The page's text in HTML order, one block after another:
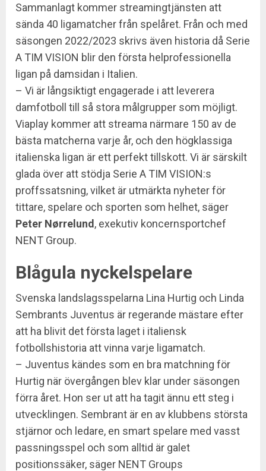
Sammanlagt kommer streamingtjänsten att
sända 40 ligamatcher från spelåret. Från och med
säsongen 2022/2023 skrivs även historia då Serie
A TIM VISION blir den första helprofessionella
ligan på damsidan i Italien.
– Vi är långsiktigt engagerade i att leverera
damfotboll till så stora målgrupper som möjligt.
Viaplay kommer att streama närmare 150 av de
bästa matcherna varje år, och den högklassiga
italienska ligan är ett perfekt tillskott. Vi är särskilt
glada över att stödja Serie A TIM VISION:s
proffssatsning, vilket är utmärkta nyheter för
tittare, spelare och sporten som helhet, säger
Peter Nørrelund, exekutiv koncernsportchef
NENT Group.
Blågula nyckelspelare
Svenska landslagsspelarna Lina Hurtig och Linda
Sembrants Juventus är regerande mästare efter
att ha blivit det första laget i italiensk
fotbollshistoria att vinna varje ligamatch.
– Juventus kändes som en bra matchning för
Hurtig när övergången blev klar under säsongen
förra året. Hon ser ut att ha tagit ännu ett steg i
utvecklingen. Sembrant är en av klubbens största
stjärnor och ledare, en smart spelare med vasst
passningsspel och som alltid är galet
positionssäker, säger NENT Groups